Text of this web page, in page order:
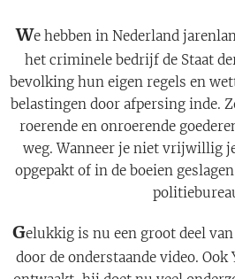
We hebben in Nederland
het criminele bedrijf de Staat
bevolking hun eigen regels en
belastingen door afpersing inde.
roerende en onroerende
weg. Wanneer je niet vrijwillig
opgepakt of in de boeien
Gelukkig is nu een groot deel
door de onderstaande video.